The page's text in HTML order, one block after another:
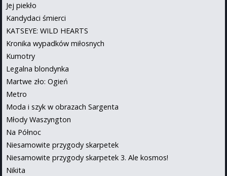
Jej piekło
Kandydaci śmierci
KATSEYE: WILD HEARTS
Kronika wypadków miłosnych
Kumotry
Legalna blondynka
Martwe zło: Ogień
Metro
Moda i szyk w obrazach Sargenta
Młody Waszyngton
Na Północ
Niesamowite przygody skarpetek
Niesamowite przygody skarpetek 3. Ale kosmos!
Nikita